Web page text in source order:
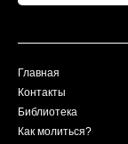
Главная
Контакты
Библиотека
Как молиться?